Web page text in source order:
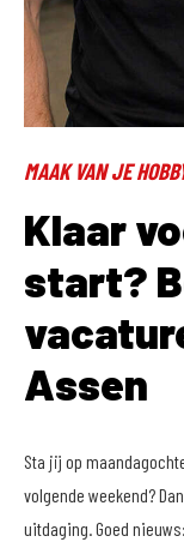
MAAK VAN JE
Klaar
start?
Assen
Sta jij op
volgende weekend?
uitdaging. Goed